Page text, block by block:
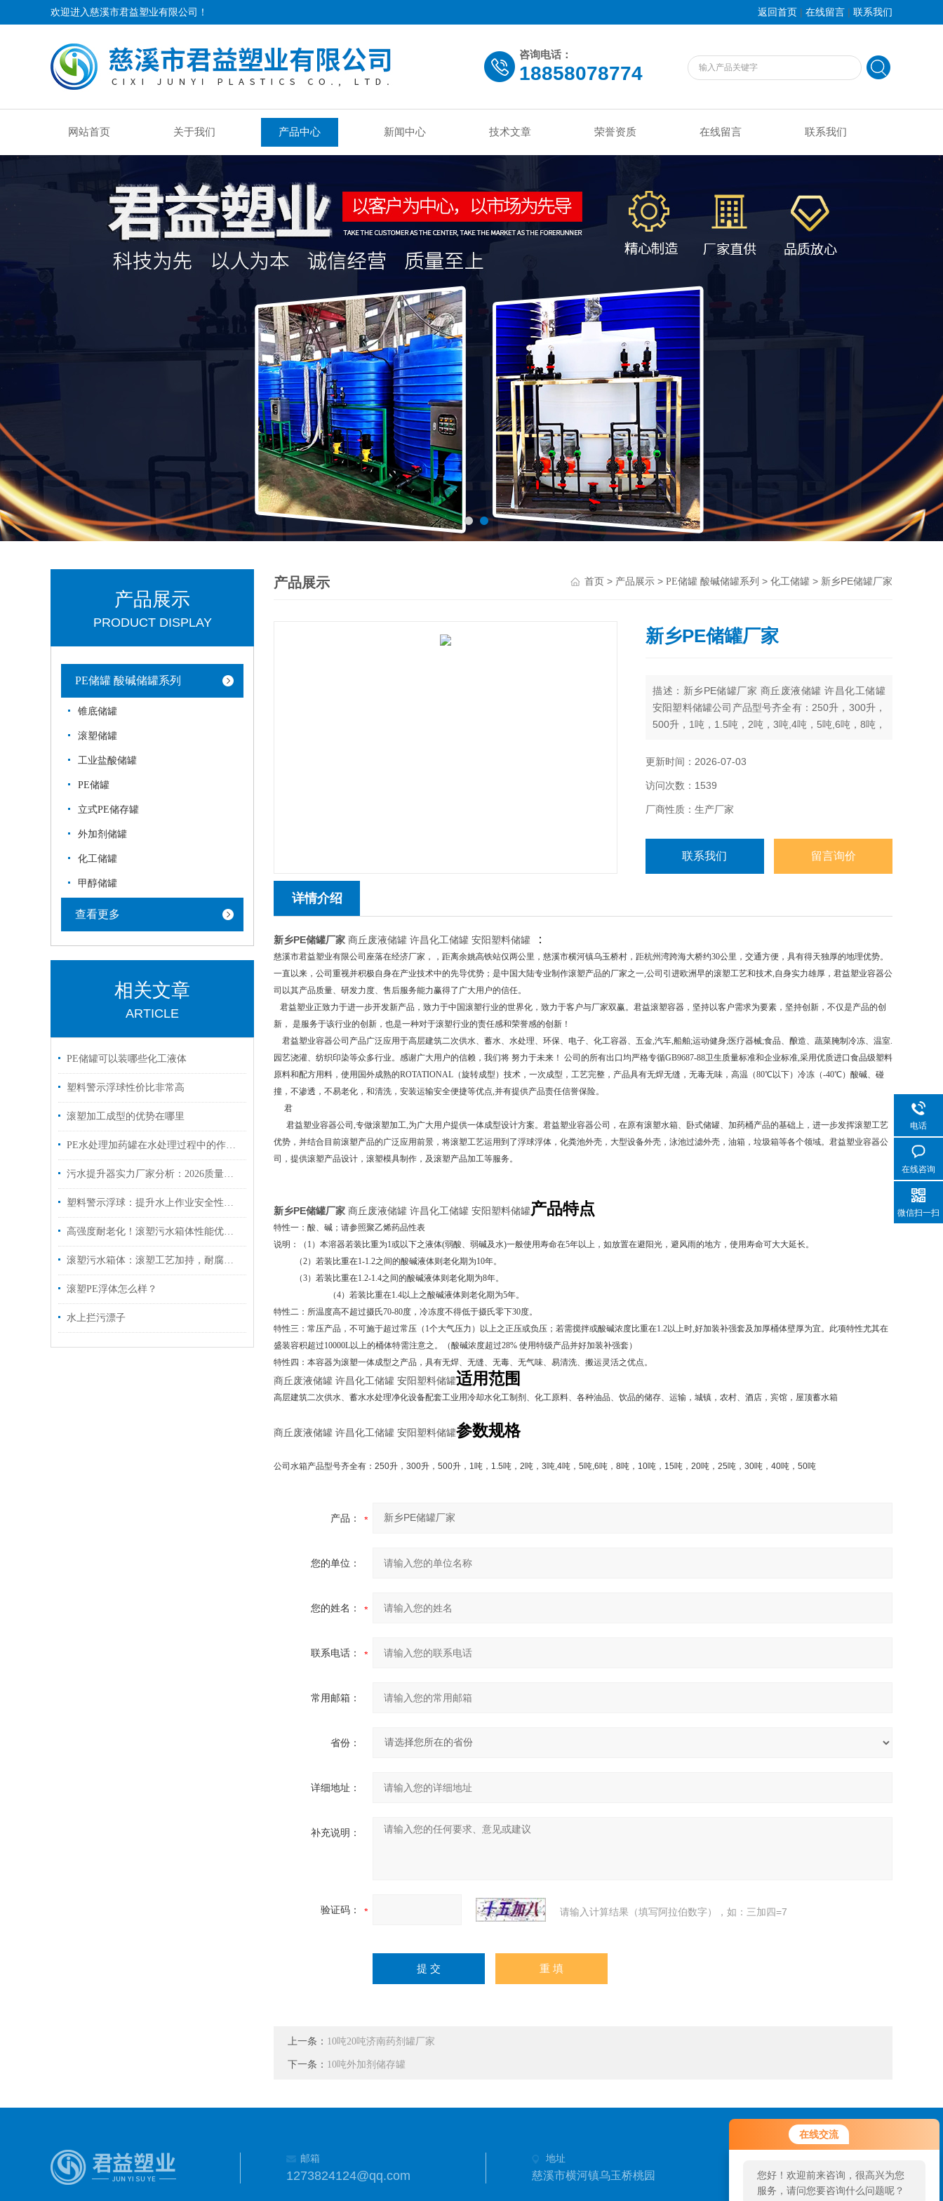
在线交流
您好！欢迎前来咨询，很高兴为您
服务，请问您要咨询什么问题呢？
欢迎进入慈溪市君益塑业有限公司！ 返回首页 | 在线留言 | 联系我们
咨询电话：
18858078774
网站首页 关于我们 产品中心 新闻中心 技术文章 荣誉资质 在线留言 联系我们
产品展示
PRODUCT DISPLAY
PE储罐 酸碱储罐系列
锥底储罐
滚塑储罐
工业盐酸储罐
PE储罐
立式PE储存罐
外加剂储罐
化工储罐
甲醇储罐
查看更多
相关文章
ARTICLE
PE储罐可以装哪些化工液体
塑料警示浮球性价比非常高
滚塑加工成型的优势在哪里
PE水处理加药罐在水处理过程中的作用是什么？
污水提升器实力厂家分析：2026质量口碑双优的品牌推荐
塑料警示浮球：提升水上作业安全性的重要工具
高强度耐老化！滚塑污水箱体性能优势全解析
滚塑污水箱体：滚塑工艺加持，耐腐抗冲击适配污水场景
滚塑PE浮体怎么样？
水上拦污漂子
产品展示 首页 > 产品展示 > PE储罐 酸碱储罐系列 > 化工储罐 > 新乡PE储罐厂家
新乡PE储罐厂家
描述：新乡PE储罐厂家 商丘废液储罐 许昌化工储罐
安阳塑料储罐公司产品型号齐全有：250升，300升，
500升，1吨，1.5吨，2吨，3吨,4吨，5吨,6吨，8吨，
更新时间：2026-07-03
访问次数：1539
厂商性质：生产厂家
联系我们 留言询价
详情介绍
新乡PE储罐厂家 商丘废液储罐 许昌化工储罐 安阳塑料储罐 ：
慈溪市君益塑业有限公司座落在经济厂家，，距离余姚高铁站仅两公里，慈溪市横河镇乌玉桥村，距杭州湾跨海大桥约30公里，交通方便，具有得天独厚的地理优势。
一直以来，公司重视并积极自身在产业技术中的先导优势；是中国大陆专业制作滚塑产品的厂家之一,公司引进欧洲早的滚塑工艺和技术,自身实力雄厚，君益塑业容器公
司以其产品质量、研发力度、售后服务能力赢得了广大用户的信任。
君益塑业正致力于进一步开发新产品，致力于中国滚塑行业的世界化，致力于客户与厂家双赢。君益滚塑容器，坚持以客户需求为要素，坚持创新，不仅是产品的创
新， 是服务于该行业的创新，也是一种对于滚塑行业的责任感和荣誉感的创新！
君益塑业容器公司产品广泛应用于高层建筑二次供水、蓄水、水处理、环保、电子、化工容器、五金,汽车,船舶;运动健身;医疗器械;食品、酿造、蔬菜腌制冷冻、温室.
园艺浇灌、纺织印染等众多行业。感谢广大用户的信赖，我们将 努力于未来！ 公司的所有出口均严格专循GB9687-88卫生质量标准和企业标准,采用优质进口食品级塑料
原料和配方用料，使用国外成熟的ROTATIONAL（旋转成型）技术，一次成型，工艺完整，产品具有无焊无缝，无毒无味，高温（80℃以下）冷冻（-40℃）酸碱、碰
撞，不渗透，不易老化，和清洗，安装运输安全便捷等优点,并有提供产品责任信誉保险。
君
君益塑业容器公司,专做滚塑加工,为广大用户提供一体成型设计方案。君益塑业容器公司，在原有滚塑水箱、卧式储罐、加药桶产品的基础上，进一步发挥滚塑工艺
优势，并结合目前滚塑产品的广泛应用前景，将滚塑工艺运用到了浮球浮体，化粪池外壳，大型设备外壳，泳池过滤外壳，油箱，垃圾箱等各个领域。君益塑业容器公
司，提供滚塑产品设计，滚塑模具制作，及滚塑产品加工等服务。
新乡PE储罐厂家 商丘废液储罐 许昌化工储罐 安阳塑料储罐产品特点
特性一：酸、碱；请参照聚乙烯药品性表
说明：（1）本溶器若装比重为1或以下之液体(弱酸、弱碱及水)一般使用寿命在5年以上，如放置在避阳光，避风雨的地方，使用寿命可大大延长。
（2）若装比重在1-1.2之间的酸碱液体则老化期为10年。
（3）若装比重在1.2-1.4之间的酸碱液体则老化期为8年。
（4）若装比重在1.4以上之酸碱液体则老化期为5年。
特性二：所温度高不超过摄氏70-80度，冷冻度不得低于摄氏零下30度。
特性三：常压产品，不可施于超过常压（1个大气压力）以上之正压或负压；若需搅拌或酸碱浓度比重在1.2以上时,好加装补强套及加厚桶体壁厚为宜。此项特性尤其在
盛装容积超过10000L以上的桶体特需注意之。（酸碱浓度超过28% 使用特级产品并好加装补强套）
特性四：本容器为滚塑一体成型之产品，具有无焊、无缝、无毒、无气味、易清洗、搬运灵活之优点。
商丘废液储罐 许昌化工储罐 安阳塑料储罐适用范围
高层建筑二次供水、蓄水水处理净化设备配套工业用冷却水化工制剂、化工原料、各种油品、饮品的储存、运输，城镇，农村、酒店，宾馆，屋顶蓄水箱
商丘废液储罐 许昌化工储罐 安阳塑料储罐参数规格
公司水箱产品型号齐全有： 250升， 300升， 500升， 1吨， 1.5吨， 2吨， 3吨,4吨， 5吨,6吨， 8吨， 10吨， 15吨， 20吨， 25吨， 30吨， 40吨， 50吨
产品：
您的单位：
您的姓名：
联系电话：
常用邮箱：
省份：
详细地址：
补充说明：
验证码： 请输入计算结果（填写阿拉伯数字），如：三加四=7
上一条： 10吨20吨济南药剂罐厂家
下一条： 10吨外加剂储存罐
邮箱
1273824124@qq.com
地址
慈溪市横河镇乌玉桥桃园
电话
在线咨询
微信扫一扫